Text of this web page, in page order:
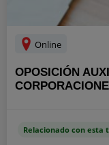
Online
OPOSICIÓN
Relacionado con esta